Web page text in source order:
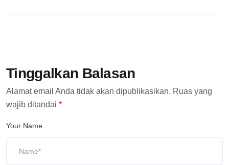
Tinggalkan Balasan
Alamat email Anda tidak akan dipublikasikan. Ruas yang
wajib ditandai *
Your Name